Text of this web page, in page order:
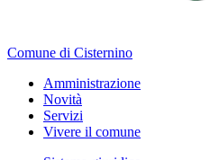
Comune di Cisternino
Amministrazione
Novità
Servizi
Vivere il comune